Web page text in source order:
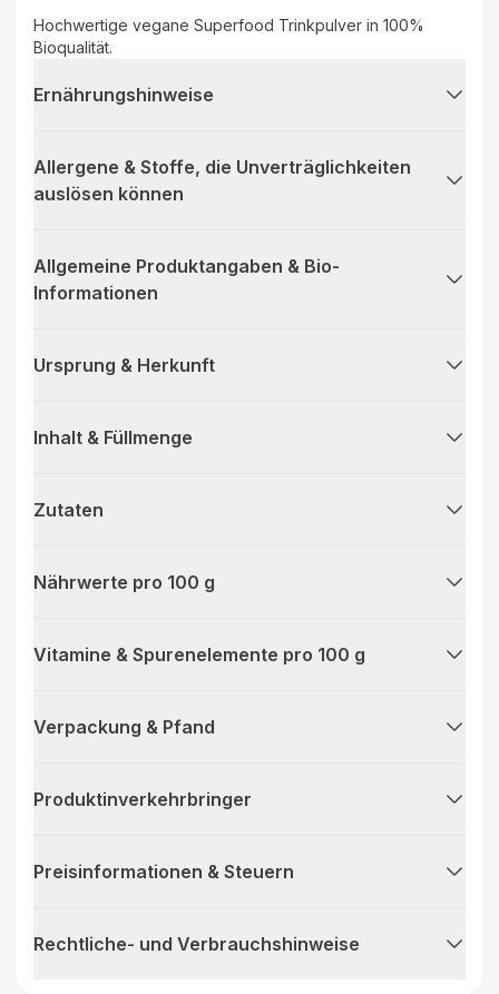
Hochwertige vegane Superfood Trinkpulver in 100%
Bioqualität.
Ernährungshinweise
Allergene & Stoffe, die Unverträglichkeiten
auslösen können
Allgemeine Produktangaben & Bio-
Informationen
Ursprung & Herkunft
Inhalt & Füllmenge
Zutaten
Nährwerte pro 100 g
Vitamine & Spurenelemente pro 100 g
Verpackung & Pfand
Produktinverkehrbringer
Preisinformationen & Steuern
Rechtliche- und Verbrauchshinweise